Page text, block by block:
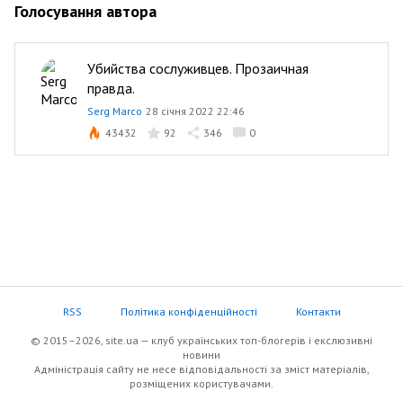
Голосування автора
Убийства сослуживцев. Прозаичная
правда.
Serg Marco 28 січня 2022 22:46
43432
92 346 0
RSS Політика конфіденційності Контакти
© 2015–2026, site.ua — клуб українських топ-блогерів i екслюзивнi
новини
Адміністрація сайту не несе відповідальності за зміст матеріалів,
розміщених користувачами.